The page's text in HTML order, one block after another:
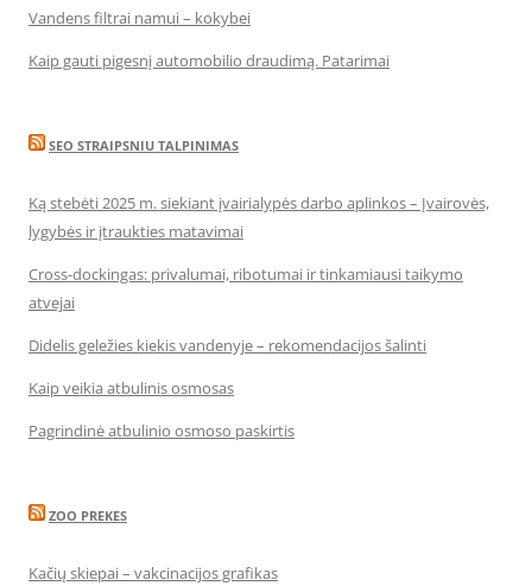
Vandens filtrai namui – kokybei
Kaip gauti pigesnį automobilio draudimą. Patarimai
SEO STRAIPSNIU TALPINIMAS
Ką stebėti 2025 m. siekiant įvairialypės darbo aplinkos – Įvairovės,
lygybės ir įtraukties matavimai
Cross-dockingas: privalumai, ribotumai ir tinkamiausi taikymo
atvejai
Didelis geležies kiekis vandenyje – rekomendacijos šalinti
Kaip veikia atbulinis osmosas
Pagrindinė atbulinio osmoso paskirtis
ZOO PREKES
Kačių skiepai – vakcinacijos grafikas